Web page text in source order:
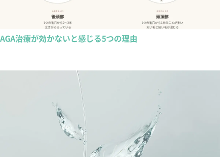
AGA治療が効かないと感じる5つの理由